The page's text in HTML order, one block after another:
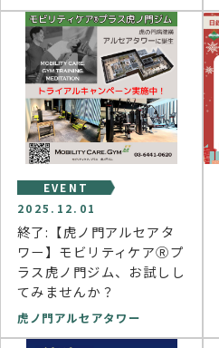
EVENT
2025.12.01
終了:【虎ノ門アルセアタ
ワー】モビリティケアⓇプ
ラス虎ノ門ジム、お試しし
てみませんか？
虎ノ門アルセアタワー